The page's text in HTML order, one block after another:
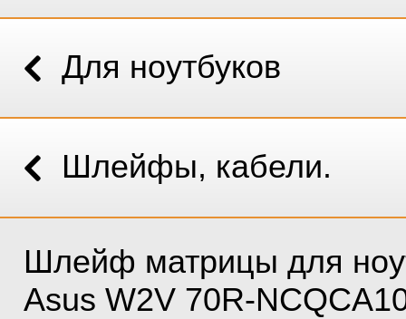
Для ноутбуков
Шлейфы, кабели.
Шлейф матрицы для
Asus W2V 70R-